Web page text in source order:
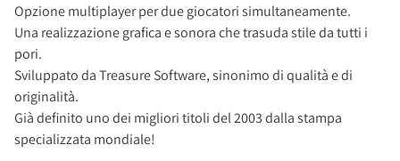
Opzione multiplayer per due giocatori simultaneamente.
Una realizzazione grafica e sonora che trasuda stile da tutti i
pori.
Sviluppato da Treasure Software, sinonimo di qualità e di
originalità.
Già definito uno dei migliori titoli del 2003 dalla stampa
specializzata mondiale!